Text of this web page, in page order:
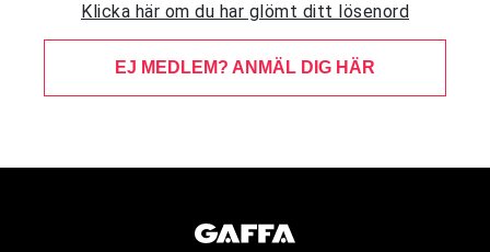
Klicka här om du har glömt ditt lösenord
EJ MEDLEM? ANMÄL DIG HÄR